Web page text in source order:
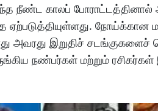
காலப் போராட்டத்தினால்
ஏற்படுத்தியுள்ளது. நோய்க்கான
அவரது இறுதிச் சடங்குகளைச்
நண்பர்கள் மற்றும்